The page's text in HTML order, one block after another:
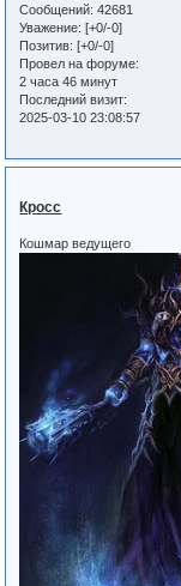
Сообщений: 42681
Уважение: [+0/-0]
Позитив: [+0/-0]
Провел на форуме:
2 часа 46 минут
Последний визит:
2025-03-10 23:08:57
Кросс
Кошмар ведущего